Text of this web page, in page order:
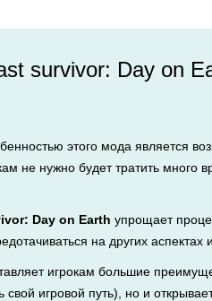
survivor: Day on
этого мода является
не нужно будет тратить много
Day on Earth упрощает
на других аспектах
игрокам большие
игровой путь), но и